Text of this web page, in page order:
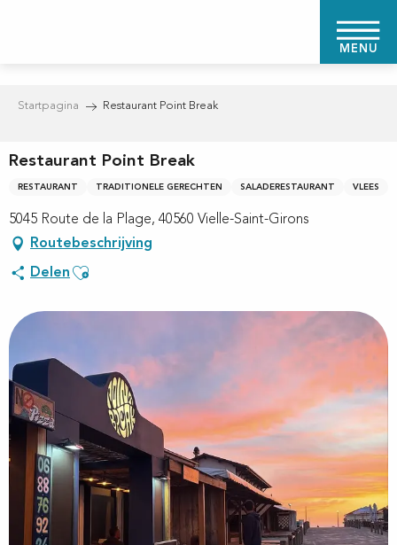
MENU
Startpagina Restaurant Point Break
Restaurant Point Break
RESTAURANT TRADITIONELE GERECHTEN SALADERESTAURANT VLEES
5045 Route de la Plage, 40560 Vielle-Saint-Girons
Routebeschrijving
Delen Ajouter aux favoris